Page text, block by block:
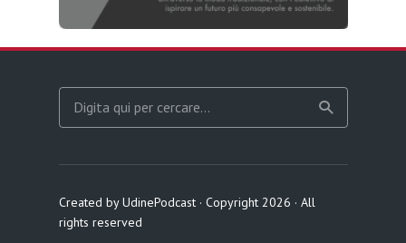
Created by UdinePodcast · Copyright 2026 · All
rights reserved